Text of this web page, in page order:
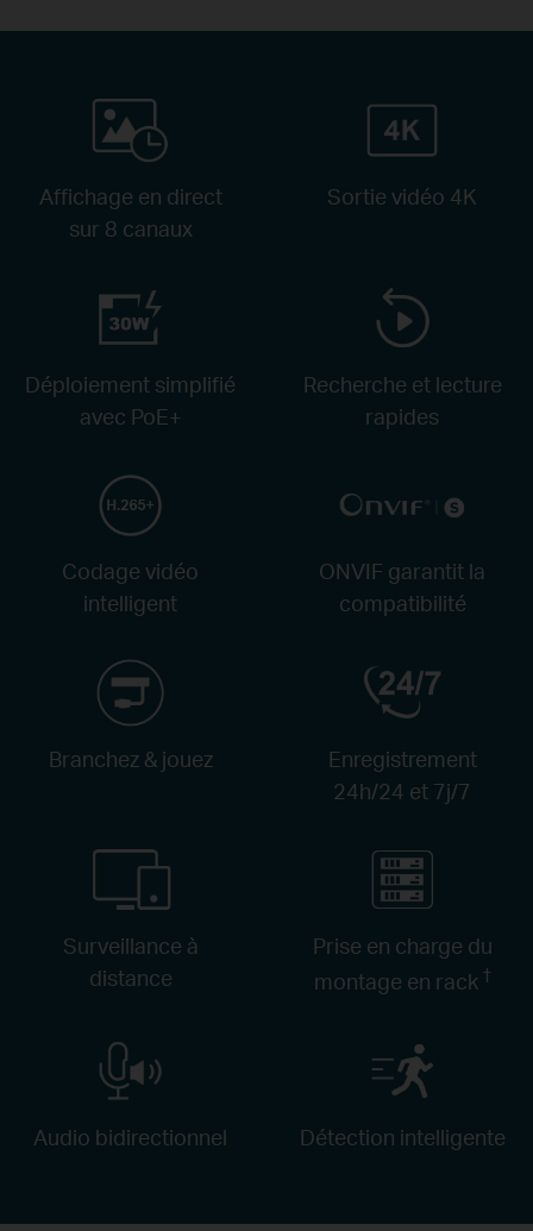
Affichage en direct
sur 8 canaux
Sortie vidéo 4K
Déploiement simplifié
avec PoE+
Recherche et lecture
rapides
Codage vidéo
intelligent
ONVIF garantit la
compatibilité
Branchez & jouez
Enregistrement
24h/24 et 7j/7
Surveillance à
distance
Prise en charge du
montage en rack †
Audio bidirectionnel Détection intelligente